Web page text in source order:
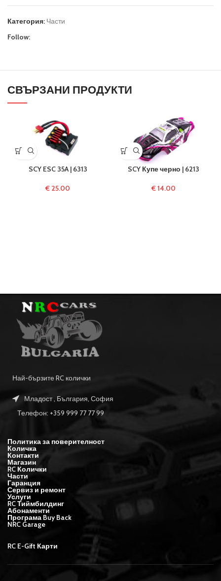
Категория: Части
Follow:
СВЪРЗАНИ ПРОДУКТИ
SCY ESC 35A | 6313
€ 25.00
SCY Купе черно | 6213
€14.00
Най-бързите RC колички
Младост , България, София
Телефон: +359 999 77 77 99
Политика за поверителност
Количка
Контакти
Магазин
RC Колички
Части
Гаранция
Сервиз и ремонт
Услуги
RC Тиймбилдинг
Абонаменти
Програма Buy Back
NRC Garage
RC E-Gift Карти